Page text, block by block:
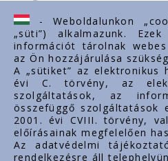
Fontos linkek
Rólunk
Dokumentumok
Kapcsolat
Karrier
Cég adatok
- Weboldalunkon
„süti”) alkalmazunk.
információt tárolnak
az Ön hozzájárulása
A „sütiket” az elektronikus
évi C. törvény, az
szolgáltatások, az
összefüggő szolgáltatások
2001. évi CVIII. törvény,
előírásainak megfelelően
Az adatvédelmi
rendelkezésre áll